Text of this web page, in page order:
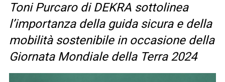
Toni Purcaro di DEKRA sottolinea
l’importanza della guida sicura e della
mobilità sostenibile in occasione della
Giornata Mondiale della Terra 2024